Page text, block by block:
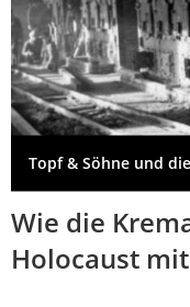
Topf & Söhne und
Wie die
Holocaust